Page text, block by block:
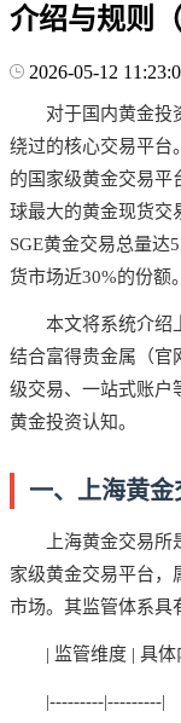
介绍与规则（
2026-05-12
对于国内黄金投
绕过的核心交易平台
的国家级黄金交易平
球最大的黄金现货交
SGE黄金交易总量达
货市场近30%的份额。
本文将系统介绍
结合富得贵金属（官
级交易、一站式账户
黄金投资认知。
一、上海黄
上海黄金交易
家级黄金交易平台，
市场。其监管体系具
| 监管维度 | 具体
|---------|---------|